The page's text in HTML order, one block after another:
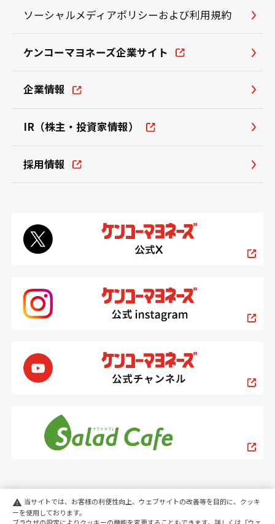
ソーシャルメディアポリシーおよび利用規約
ケンコーマヨネーズ企業サイト
企業情報
IR（株主・投資家情報）
採用情報
warning 当サイトでは、お客様の利便性向上、ウェブサイトの改善等を目的に、クッキ
ーを使用しております。